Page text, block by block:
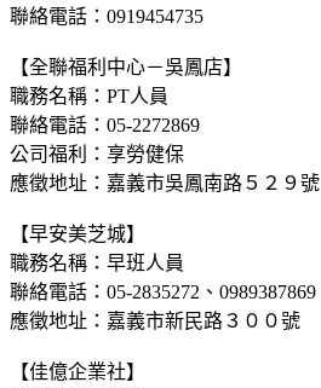
聯絡電話：0919454735
【全聯福利中心－吳鳳店】
職務名稱：PT人員
聯絡電話：05-2272869
公司福利：享勞健保
應徵地址：嘉義市吳鳳南路５２９號
【早安美芝城】
職務名稱：早班人員
聯絡電話：05-2835272、0989387869
應徵地址：嘉義市新民路３００號
【佳億企業社】